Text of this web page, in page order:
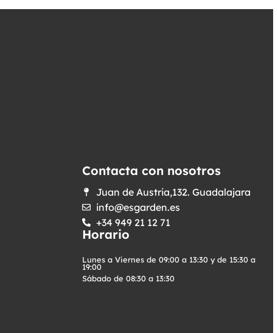
Contacta con nosotros
Juan de Austria,132. Guadalajara
info@esgarden.es
+34 949 21 12 71
Horario
Lunes a Viernes de 09:00 a 13:30 y de 15:30 a
19:00
Sábado de 08:30 a 13:30